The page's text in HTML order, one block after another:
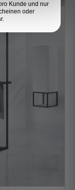
Kunde und nur
oder